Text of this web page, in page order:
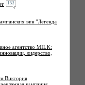
153
вин "Легенда
агентство MILK:
лидерство,
Виктория